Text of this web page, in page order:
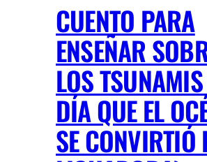
CUENTO PARA
ENSEÑAR
LOS
DÍA QUE EL
SE CONVIRTIÓ